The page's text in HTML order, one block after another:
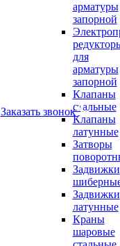
арматуры
запорной
для
арматуры
запорной
Клапаны
стальные
Клапаны
латунные
Затворы
Задвижки
Задвижки
латунные
Краны
шаровые
Заказать звонок